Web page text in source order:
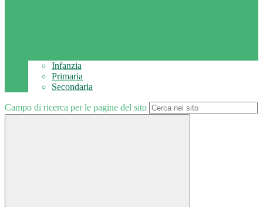
Infanzia
Primaria
Secondaria
Campo di ricerca per le pagine del sito